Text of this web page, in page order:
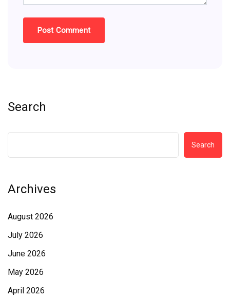
Search
Search
Archives
August 2026
July 2026
June 2026
May 2026
April 2026